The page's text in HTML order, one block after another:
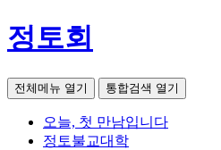
정토회
전체메뉴 열기 통합검색 열기
오늘, 첫 만남입니다
정토불교대학